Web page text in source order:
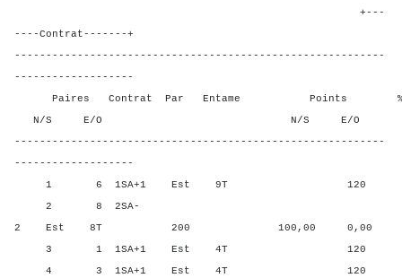
+---
----Contrat-------+
-----------------------------------------------------------
-------------------
Paires Contrat Par Entame Points %
N/S E/O N/S E/O N/
-----------------------------------------------------------
-------------------
1 6 1SA+1 Est 9T 120
2 8 2SA-
2 Est 8T 200 100,00 0,00
3 1 1SA+1 Est 4T 120
4 3 1SA+1 Est 4T 120